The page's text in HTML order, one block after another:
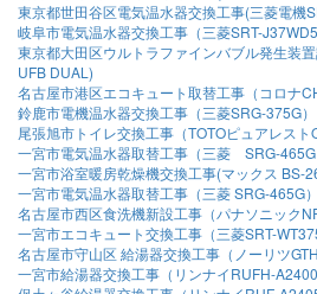
東京都世田谷区電気温水器交換工事(三菱電機
岐阜市電気温水器交換工事（三菱SRT-J37WD5
東京都大田区ウルトラファインバブル発生装
UFB DUAL)
名古屋市港区エコキュート取替工事（コロナ
鈴鹿市電機温水器交換工事（三菱SRG-375G）
尾張旭市トイレ交換工事（TOTOピュアレス
一宮市電気温水器取替工事（三菱 SRG-465G
一宮市浴室暖房乾燥機交換工事(マックス BS-
一宮市電気温水器取替工事（三菱 SRG-465G）
名古屋市西区食洗機新設工事（パナソニック
一宮市エコキュート交換工事（三菱SRT-
名古屋市守山区 給湯器交換工事（ノーリツ
一宮市給湯器交換工事（リンナイRUFH-